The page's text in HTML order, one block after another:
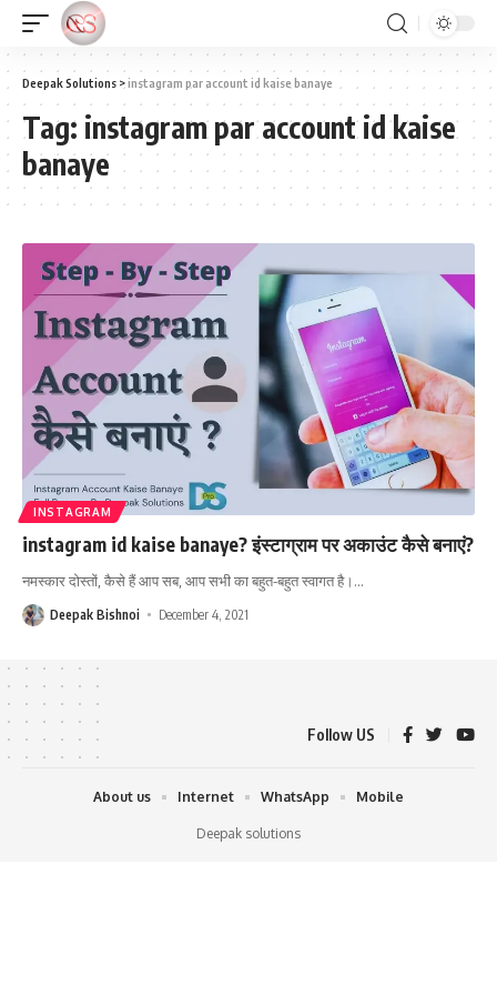
Deepak Solutions >instagram par account id kaise banaye
Tag: instagram par account id kaise
banaye
INSTAGRAM
instagram id kaise banaye? इंस्टाग्राम पर अकाउंट कैसे बनाएं?
नमस्कार दोस्तों, कैसे हैं आप सब, आप सभी का बहुत-बहुत स्वागत है। …
Deepak Bishnoi December 4, 2021
Follow US
Deepak solutions
About us Internet WhatsApp Mobile